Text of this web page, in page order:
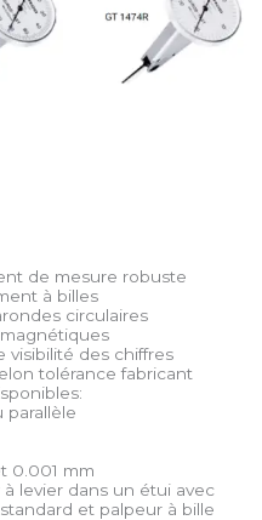
de mesure robuste
à billes
circulaires
visibilité des chiffres
tolérance fabricant
parallèle
0.001 mm
levier dans un étui avec
et palpeur à bille